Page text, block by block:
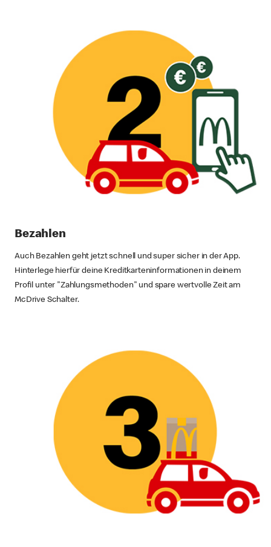
Bezahlen
Auch Bezahlen geht jetzt schnell und super sicher in der App.
Hinterlege hierfür deine Kreditkarteninformationen in deinem
Profil unter "Zahlungsmethoden" und spare wertvolle Zeit am
McDrive Schalter.